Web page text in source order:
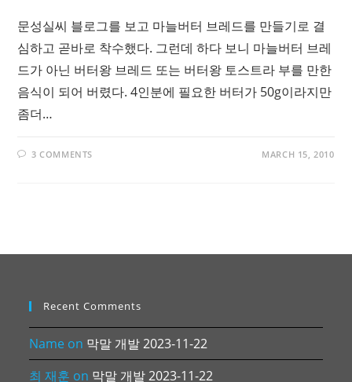
문성실씨 블로그를 보고 마늘버터 브레드를 만들기로 결
심하고 곧바로 착수했다. 그런데 하다 보니 마늘버터 브레
드가 아닌 버터왕 브레드 또는 버터왕 토스트라 부를 만한
음식이 되어 버렸다. 4인분에 필요한 버터가 50g이라지만
좀더…
3 COMMENTS MARCH 15, 2010
Recent Comments
Name on 막말 개발 2023-11-22
최 재훈 on 막말 개발 2023-11-22